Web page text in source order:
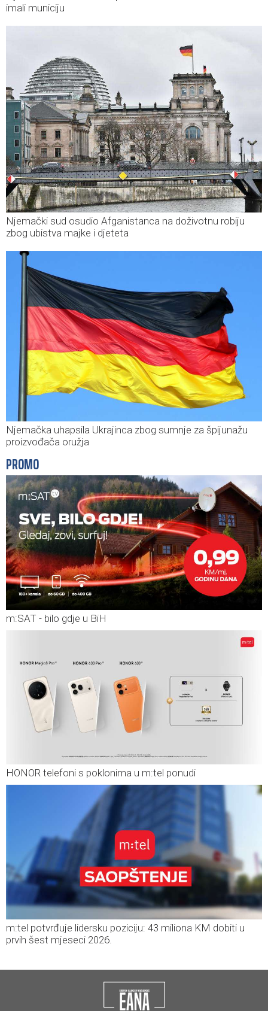
imali municiju
Njemački sud osudio Afganistanca na doživotnu robiju
zbog ubistva majke i djeteta
Njemačka uhapsila Ukrajinca zbog sumnje za špijunažu
proizvođača oružja
PROMO
m:SAT - bilo gdje u BiH
HONOR telefoni s poklonima u m:tel ponudi
m:tel potvrđuje lidersku poziciju: 43 miliona KM dobiti u
prvih šest mjeseci 2026.